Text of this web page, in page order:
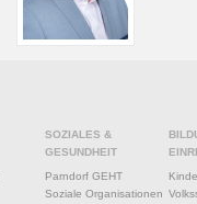
SOZIALES &
GESUNDHEIT
Parndorf GEHT
Soziale Organisationen